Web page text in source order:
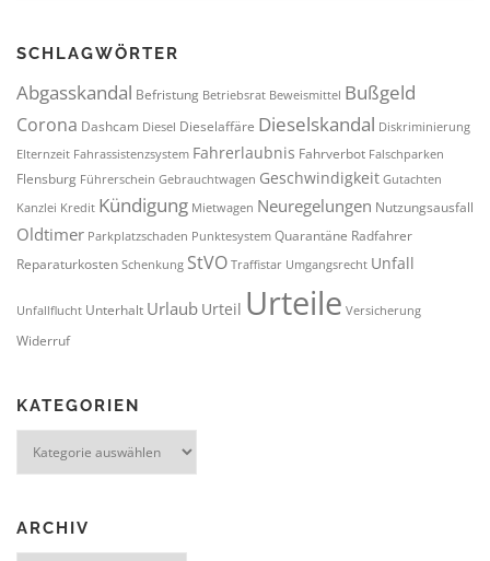
SCHLAGWÖRTER
Abgasskandal Befristung Betriebsrat Beweismittel Bußgeld
Corona Dashcam Diesel Dieselaffäre Dieselskandal Diskriminierung
Elternzeit Fahrassistenzsystem Fahrerlaubnis Fahrverbot Falschparken
Flensburg Führerschein Gebrauchtwagen Geschwindigkeit Gutachten
Kanzlei Kredit Kündigung Mietwagen Neuregelungen Nutzungsausfall
Oldtimer Parkplatzschaden Punktesystem Quarantäne Radfahrer
Reparaturkosten Schenkung StVO Traffistar Umgangsrecht Unfall
Unfallflucht Unterhalt Urlaub Urteil Urteile Versicherung
Widerruf
KATEGORIEN
ARCHIV